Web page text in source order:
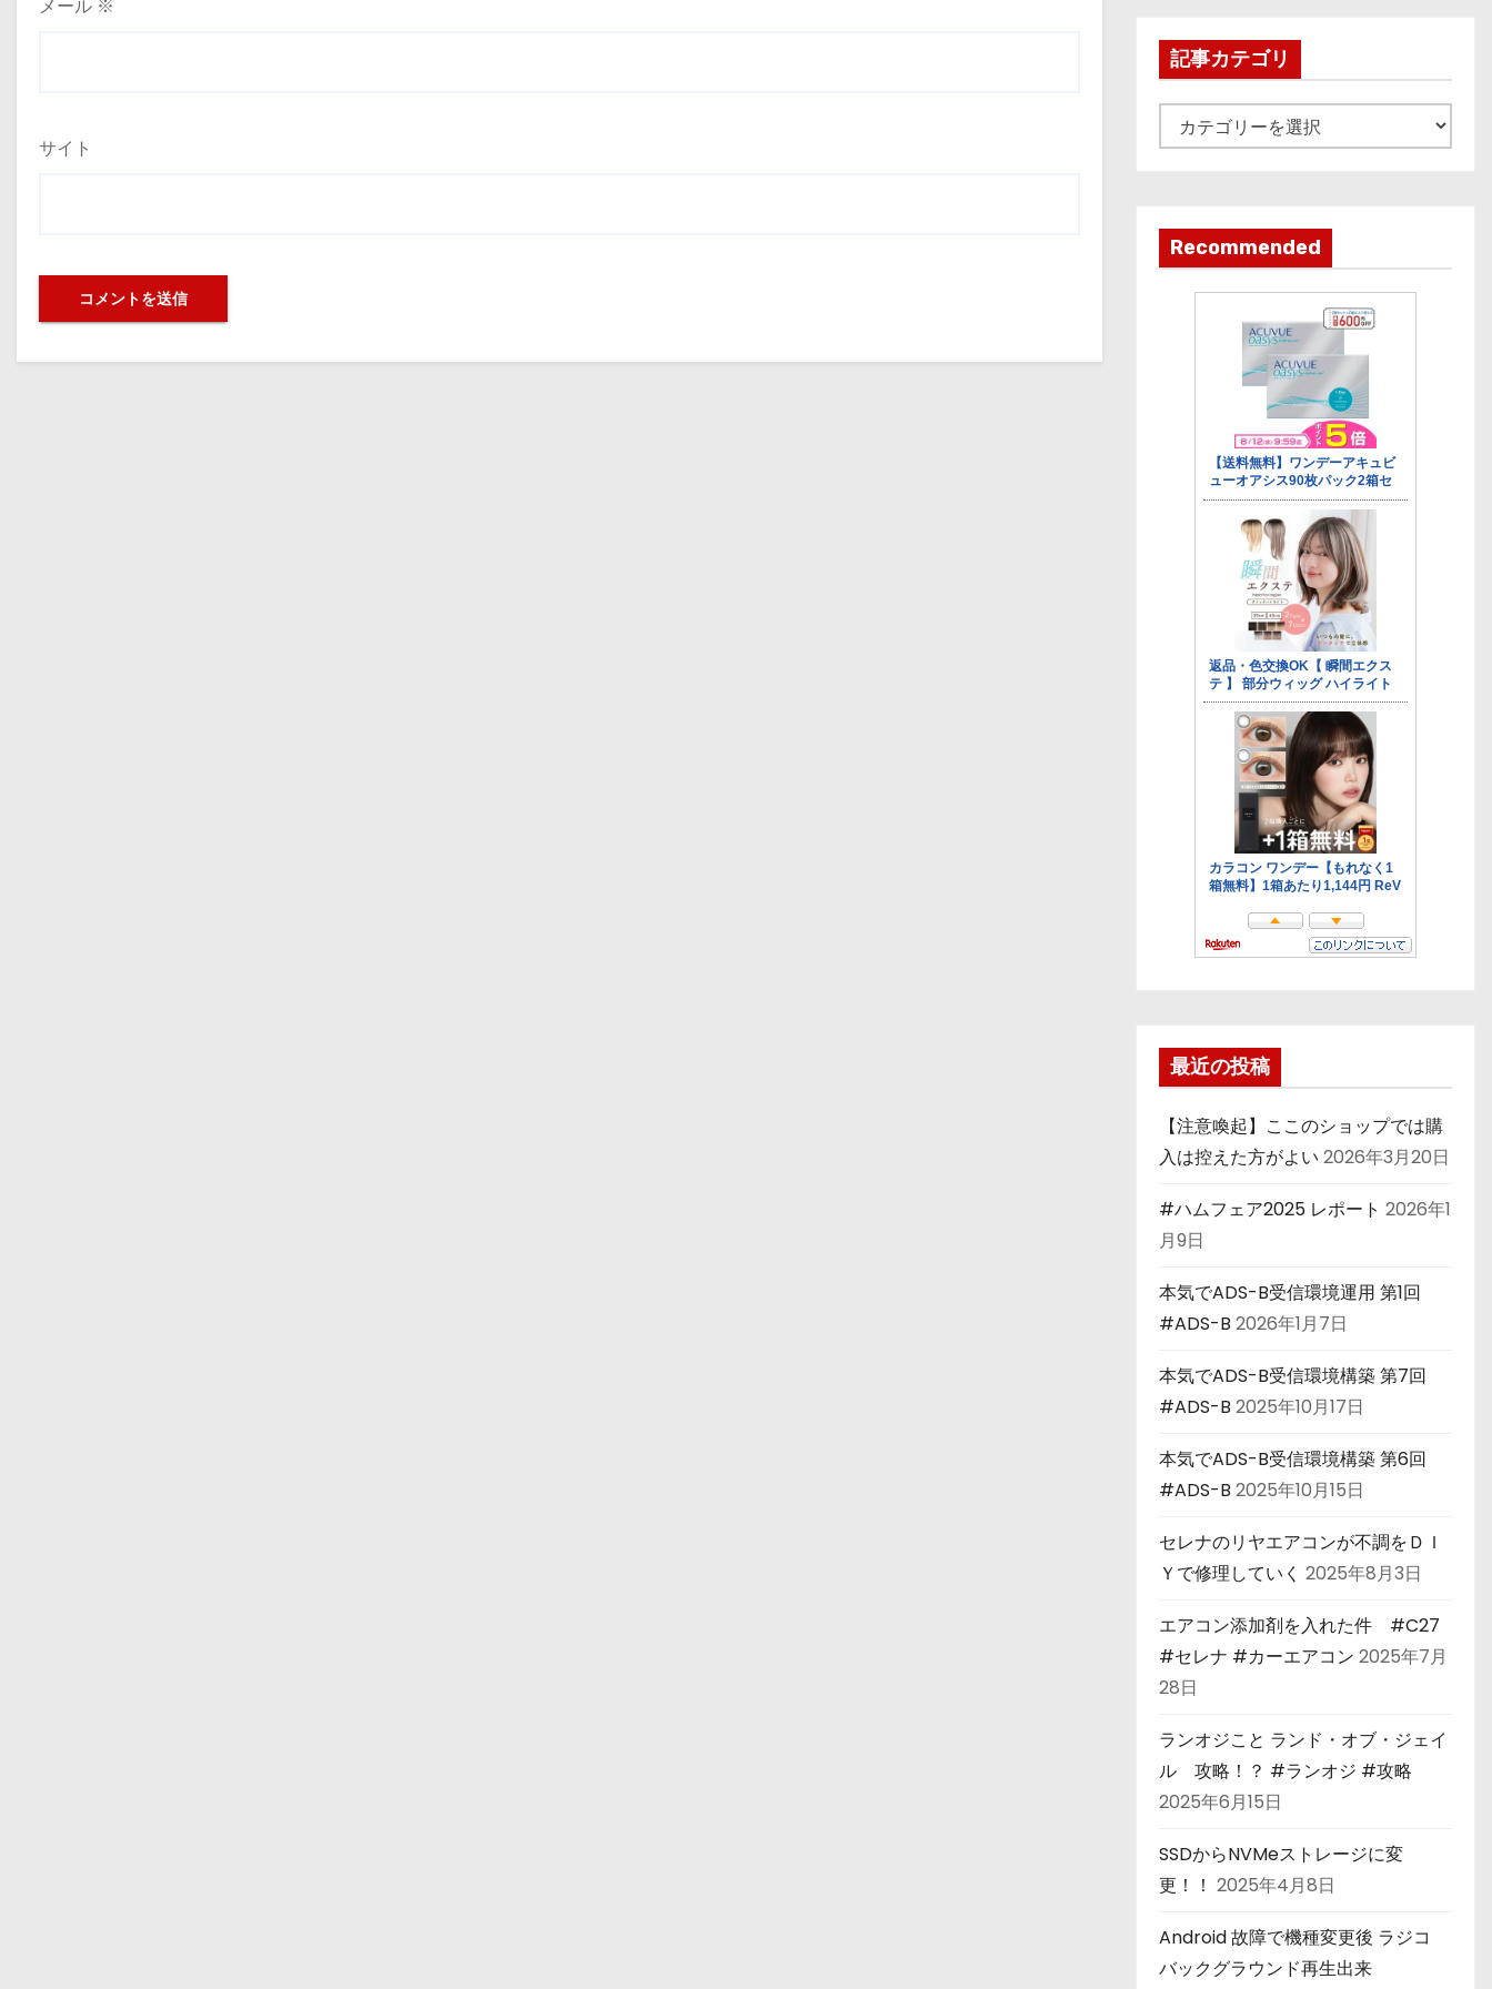
メール ※
サイト
v
記事カテゴリ
事
ゴ
リ
Recommended
最近の投稿
【注意喚起】ここのショップでは購
入は控えた方がよい 2026年3月20日
#ハムフェア2025 レポート 2026年1
月9日
本気でADS-B受信環境運用 第1回
#ADS-B 2026年1月7日
本気でADS-B受信環境構築 第7回
#ADS-B 2025年10月17日
本気でADS-B受信環境構築 第6回
#ADS-B 2025年10月15日
セレナのリヤエアコンが不調をＤＩ
Ｙで修理していく 2025年8月3日
エアコン添加剤を入れた件 #C27
#セレナ #カーエアコン 2025年7月
28日
ランオジこと ランド・オブ・ジェイ
ル 攻略！？ #ランオジ #攻略
2025年6月15日
SSDからNVMeストレージに変
更！！ 2025年4月8日
Android 故障で機種変更後 ラジコ
バックグラウンド再生出来